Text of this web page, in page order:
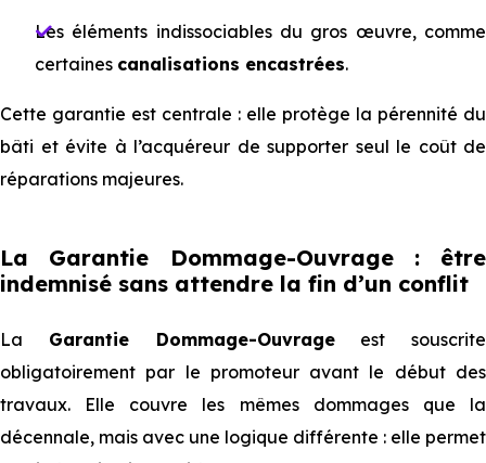
Les éléments indissociables du gros œuvre, comme
certaines canalisations encastrées.
Cette garantie est centrale : elle protège la pérennité du
bâti et évite à l’acquéreur de supporter seul le coût de
réparations majeures.
La Garantie Dommage-Ouvrage : être
indemnisé sans attendre la fin d’un conflit
La Garantie Dommage-Ouvrageest souscrite
obligatoirement par le promoteur avant le début des
travaux. Elle couvre les mêmes dommages que la
décennale, mais avec une logique différente : elle permet